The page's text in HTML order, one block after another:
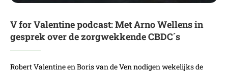
V for Valentine podcast: Met Arno Wellens in
gesprek over de zorgwekkende CBDC´s
Robert Valentine en Boris van de Ven nodigen wekelijks de